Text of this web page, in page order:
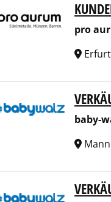
pro aurum GmbH
pro
Erfurt
baby-